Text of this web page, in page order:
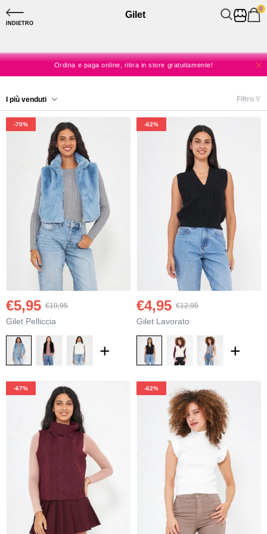
INDIETRO
Gilet
0
SPEDIZIONE A CASA GRATUITA DA 60€
Ordina e paga online, ritira in store gratuitamente!
SPEDIZIONE A CASA GRATUITA DA 60€
SPEDIZIONE SEMPRE GRATUITA IN STORE
Filtro
I più venduti
-70%
Gilet Pelliccia
€19,95
€5,95
+
-62%
Gilet Lavorato
€12,95
€4,95
+
-67% -62%
+
-24%
Pantaloni In Viscosa
€16,95
€12,95
+